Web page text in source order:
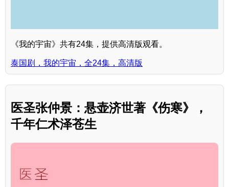
《我的宇宙》共有24集，提供高清版观看。
泰国剧，我的宇宙，全24集，高清版
医圣张仲景：悬壶济世著《伤寒》，
千年仁术泽苍生